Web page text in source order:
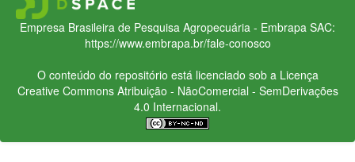
Empresa Brasileira de Pesquisa Agropecuária - Embrapa SAC:
https://www.embrapa.br/fale-conosco
O conteúdo do repositório está licenciado sob a Licença
Creative CommonsAtribuição - NãoComercial - SemDerivações
4.0 Internacional.